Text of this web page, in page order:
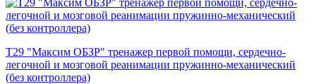
Т29 "Максим ОБЗР" тренажер первой помощи, сердечно-
легочной и мозговой реанимации пружинно-механический
(без контроллера)